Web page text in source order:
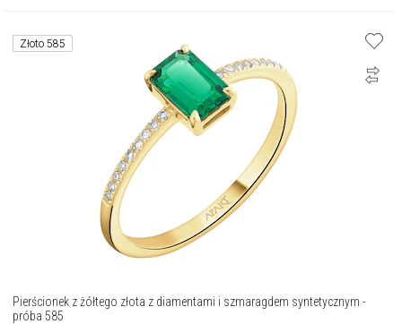
Złoto 585
Pierścionek z żółtego złota z diamentami i szmaragdem syntetycznym -
próba 585